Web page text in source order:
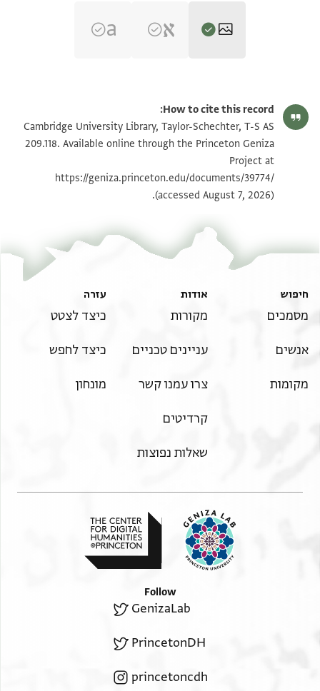
T-S AS 209.118 1v הגדל וסובב
תנאי היתר שימוש בתצלום
How to cite this record:
Cambridge University Library, Taylor-Schechter, T-S AS
209.118. Available online through the Princeton Geniza
Project at
https://geniza.princeton.edu/documents/39774/
(accessed August 7, 2026).
חיפוש
מסמכים
אנשים
מקומות
אודות
מקורות
עניינים טכניים
צרו עמנו קשר
קרדיטים
שאלות נפוצות
עזרה
כיצד לצטט
כיצד לחפש
מונחון
Follow
GenizaLab
PrincetonDH
princetoncdh